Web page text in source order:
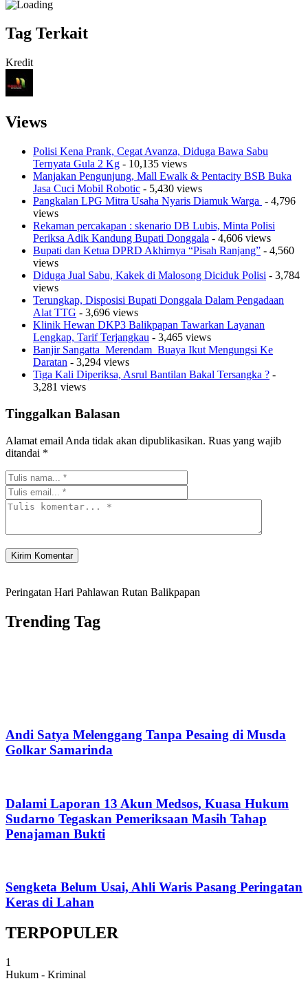
Tag Terkait
Kredit
Views
Polisi Kena Prank, Cegat Avanza, Diduga Bawa Sabu
Ternyata Gula 2 Kg - 10,135 views
Manjakan Pengunjung, Mall Ewalk & Pentacity BSB Buka
Jasa Cuci Mobil Robotic - 5,430 views
Pangkalan LPG Mitra Usaha Nyaris Diamuk Warga - 4,796
views
Rekaman percakapan : skenario DB Lubis, Minta Polisi
Periksa Adik Kandung Bupati Donggala - 4,606 views
Bupati dan Ketua DPRD Akhirnya “Pisah Ranjang” - 4,560
views
Diduga Jual Sabu, Kakek di Malosong Diciduk Polisi - 3,784
views
Terungkap, Disposisi Bupati Donggala Dalam Pengadaan
Alat TTG - 3,696 views
Klinik Hewan DKP3 Balikpapan Tawarkan Layanan
Lengkap, Tarif Terjangkau - 3,465 views
Banjir Sangatta Merendam Buaya Ikut Mengungsi Ke
Daratan - 3,294 views
Tiga Kali Diperiksa, Asrul Bantilan Bakal Tersangka ? -
3,281 views
Tinggalkan Balasan
Alamat email Anda tidak akan dipublikasikan. Ruas yang wajib
ditandai *
Peringatan Hari Pahlawan Rutan Balikpapan
Trending Tag
Andi Satya Melenggang Tanpa Pesaing di Musda
Golkar Samarinda
Dalami Laporan 13 Akun Medsos, Kuasa Hukum
Sudarno Tegaskan Pemeriksaan Masih Tahap
Penajaman Bukti
Sengketa Belum Usai, Ahli Waris Pasang Peringatan
Keras di Lahan
TERPOPULER
1
Hukum - Kriminal